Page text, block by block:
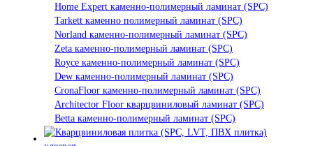
Home Expert каменно-полимерный ламинат (SPC)
Tarkett каменно полимерный ламинат (SPC)
Norland каменно-полимерный ламинат (SPC)
Zeta каменно-полимерный ламинат (SPC)
Royce каменно-полимерный ламинат (SPC)
Dew каменно-полимерный ламинат (SPC)
CronaFloor каменно-полимерный ламинат (SPC)
Architector Floor кварцвиниловый ламинат (SPC)
Betta каменно-полимерный ламинат (SPC)